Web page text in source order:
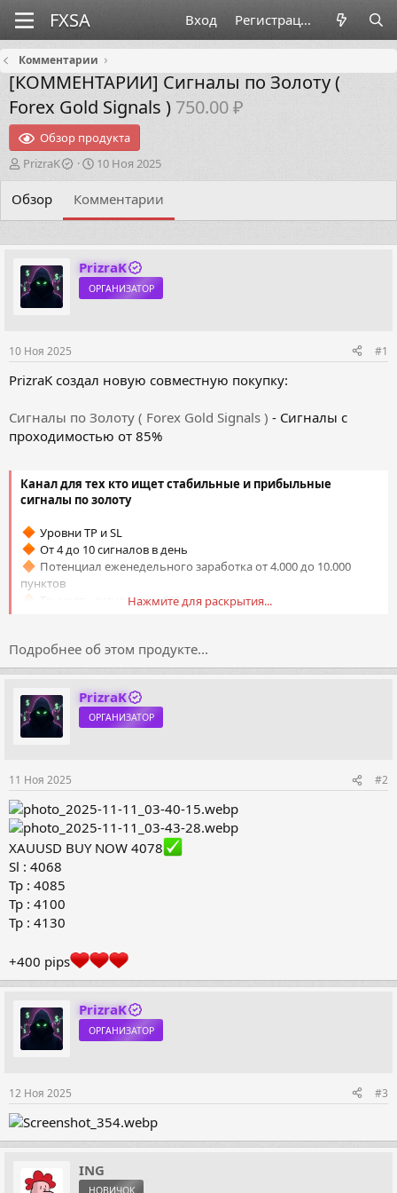
Вход Регистрация
Комментарии
[КОММЕНТАРИИ] Сигналы по Золоту (
Forex Gold Signals ) 750.00 ₽
Обзор продукта
А
т
т
м
ы
PrizraK
Д
т
а
а
л
10 Ноя 2025
Обзор Комментарии
PrizraK
ОРГАНИЗАТОР
10 Ноя 2025 #1
PrizraK создал новую совместную покупку:
Сигналы по Золоту ( Forex Gold Signals ) - Сигналы с
проходимостью от 85%
Канал для тех кто ищет стабильные и прибыльные
сигналы по золоту
Уровни TP и SL
От 4 до 10 сигналов в день
Потенциал еженедельного заработка от 4.000 до 10.000
пунктов
Точность сигналов от 85%
29708 Посмотреть вложение 29709
Нажмите для раскрытия...
Подробнее об этом продукте...
PrizraK
ОРГАНИЗАТОР
11 Ноя 2025 #2
XAUUSD BUY NOW 4078
Sl : 4068
Tp : 4085
Tp : 4100
Tp : 4130
+400 pips
PrizraK
ОРГАНИЗАТОР
12 Ноя 2025 #3
ING
НОВИЧОК